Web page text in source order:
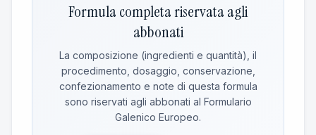
Formula completa riservata agli
abbonati
La composizione (ingredienti e quantità), il
procedimento, dosaggio, conservazione,
confezionamento e note di questa formula
sono riservati agli abbonati al Formulario
Galenico Europeo.